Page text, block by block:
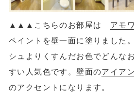
▲ ▲ ▲こちらのお部屋は アモ
ペイントを壁一面に塗りました
シュよりくすんだお色でどんな
すい人気色です。壁面のアイア
のアクセントになります。